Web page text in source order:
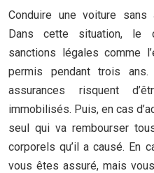
Conduire une voiture sans
Dans cette situation, le
sanctions légales comme
permis pendant trois
assurances risquent
immobilisés. Puis, en cas
seul qui va rembourser
corporels qu’il a causé. En
vous êtes assuré, mais